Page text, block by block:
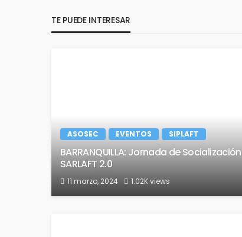
TE PUEDE INTERESAR
ASOSEC EVENTOS SIPLAFT
BARRANQUILLA: Jornada de Socialización
SARLAFT 2.0
11 marzo, 2024 1.02K views